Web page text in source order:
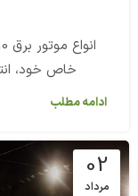
خاص خود،
ادامه مطلب
02
مرداد